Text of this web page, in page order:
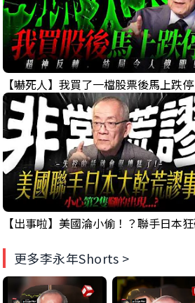
更多李永年Shorts >